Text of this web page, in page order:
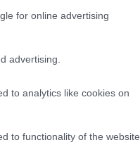
for online advertising
advertising.
to analytics like cookies on
to functionality of the website